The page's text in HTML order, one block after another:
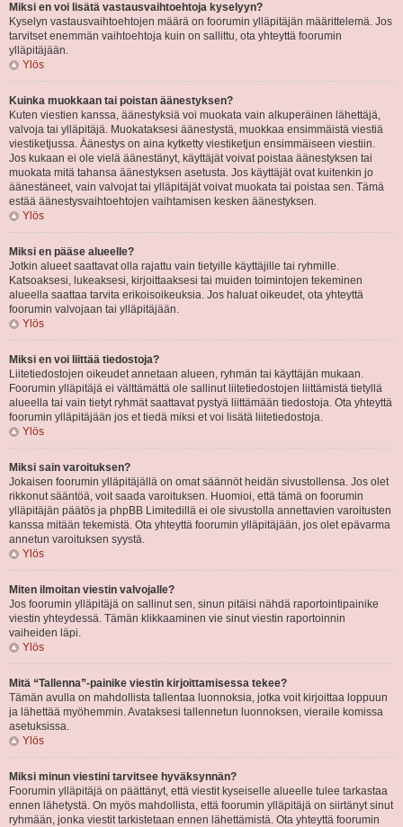
Miksi en voi lisätä vastausvaihtoehtoja kyselyyn?
Kyselyn vastausvaihtoehtojen määrä on foorumin ylläpitäjän määrittelemä. Jos
tarvitset enemmän vaihtoehtoja kuin on sallittu, ota yhteyttä foorumin
ylläpitäjään.
Ylös
Kuinka muokkaan tai poistan äänestyksen?
Kuten viestien kanssa, äänestyksiä voi muokata vain alkuperäinen lähettäjä,
valvoja tai ylläpitäjä. Muokataksesi äänestystä, muokkaa ensimmäistä viestiä
viestiketjussa. Äänestys on aina kytketty viestiketjun ensimmäiseen viestiin.
Jos kukaan ei ole vielä äänestänyt, käyttäjät voivat poistaa äänestyksen tai
muokata mitä tahansa äänestyksen asetusta. Jos käyttäjät ovat kuitenkin jo
äänestäneet, vain valvojat tai ylläpitäjät voivat muokata tai poistaa sen. Tämä
estää äänestysvaihtoehtojen vaihtamisen kesken äänestyksen.
Ylös
Miksi en pääse alueelle?
Jotkin alueet saattavat olla rajattu vain tietyille käyttäjille tai ryhmille.
Katsoaksesi, lukeaksesi, kirjoittaaksesi tai muiden toimintojen tekeminen
alueella saattaa tarvita erikoisoikeuksia. Jos haluat oikeudet, ota yhteyttä
foorumin valvojaan tai ylläpitäjään.
Ylös
Miksi en voi liittää tiedostoja?
Liitetiedostojen oikeudet annetaan alueen, ryhmän tai käyttäjän mukaan.
Foorumin ylläpitäjä ei välttämättä ole sallinut liitetiedostojen liittämistä tietyllä
alueella tai vain tietyt ryhmät saattavat pystyä liittämään tiedostoja. Ota yhteyttä
foorumin ylläpitäjään jos et tiedä miksi et voi lisätä liitetiedostoja.
Ylös
Miksi sain varoituksen?
Jokaisen foorumin ylläpitäjällä on omat säännöt heidän sivustollensa. Jos olet
rikkonut sääntöä, voit saada varoituksen. Huomioi, että tämä on foorumin
ylläpitäjän päätös ja phpBB Limitedillä ei ole sivustolla annettavien varoitusten
kanssa mitään tekemistä. Ota yhteyttä foorumin ylläpitäjään, jos olet epävarma
annetun varoituksen syystä.
Ylös
Miten ilmoitan viestin valvojalle?
Jos foorumin ylläpitäjä on sallinut sen, sinun pitäisi nähdä raportointipainike
viestin yhteydessä. Tämän klikkaaminen vie sinut viestin raportoinnin
vaiheiden läpi.
Ylös
Mitä “Tallenna”-painike viestin kirjoittamisessa tekee?
Tämän avulla on mahdollista tallentaa luonnoksia, jotka voit kirjoittaa loppuun
ja lähettää myöhemmin. Avataksesi tallennetun luonnoksen, vieraile komissa
asetuksissa.
Ylös
Miksi minun viestini tarvitsee hyväksynnän?
Foorumin ylläpitäjä on päättänyt, että viestit kyseiselle alueelle tulee tarkastaa
ennen lähetystä. On myös mahdollista, että foorumin ylläpitäjä on siirtänyt sinut
ryhmään, jonka viestit tarkistetaan ennen lähettämistä. Ota yhteyttä foorumin